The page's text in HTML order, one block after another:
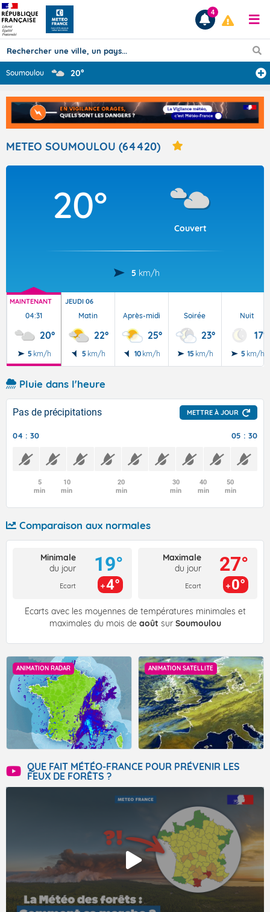
Prévisions
TOUS LES RÉSULTATS
Articles
4
Soumoulou 20°
METEO SOUMOULOU (64420)
20°
Couvert
5 km/h
MAINTENANT
04:31
20°
5 km/h
JEUDI 06
Matin
22°
5 km/h
Après-midi
25°
10 km/h
Soirée
23°
15 km/h
Nuit
17°
5 km/h
Pluie dans l'heure
Pas de précipitations METTRE À JOUR
04 : 30 05 : 30
5
min
10
min
20
min
30
min
40
min
50
min
Comparaison aux normales
Minimale
du jour
Ecart
19°
4°
Maximale
du jour
Ecart
27°
0°
Écarts avec les moyennes de températures minimales et
maximales du mois de août sur Soumoulou
ANIMATION RADAR ANIMATION SATELLITE
QUE FAIT MÉTÉO-FRANCE POUR PRÉVENIR LES
FEUX DE FORÊTS ?